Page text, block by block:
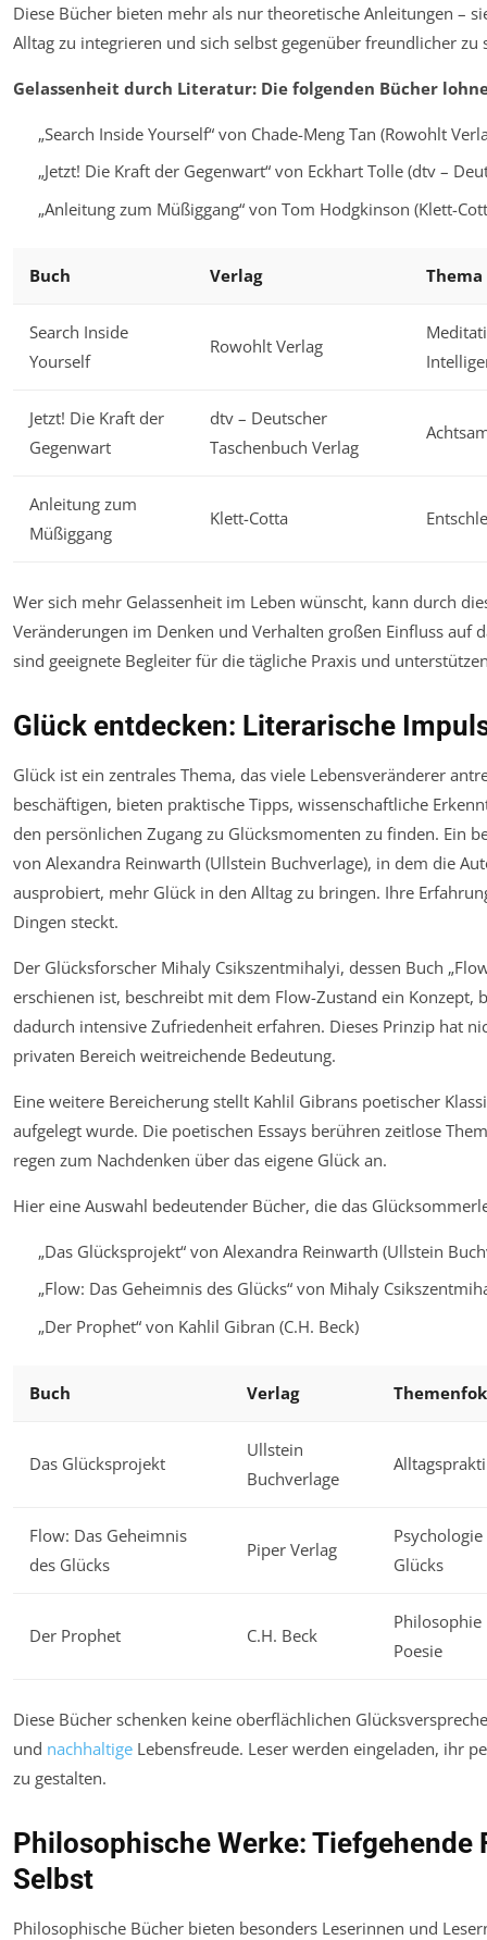
Diese Bücher bieten mehr als nur theoretische Anleitungen –
Alltag zu integrieren und sich selbst gegenüber freundlicher zu
Gelassenheit durch Literatur: Die folgenden Bücher
„Search Inside Yourself“ von Chade-Meng Tan (Rowohlt
„Jetzt! Die Kraft der Gegenwart“ von Eckhart Tolle (dtv –
„Anleitung zum Müßiggang“ von Tom Hodgkinson (Klett-
Buch Verlag Thema
Search Inside
Yourself
Rowohlt Verlag
Jetzt! Die Kraft der
Gegenwart
dtv – Deutscher
Taschenbuch Verlag
Anleitung zum
Müßiggang
Klett-Cotta
Wer sich mehr Gelassenheit im Leben wünscht, kann durch
Veränderungen im Denken und Verhalten großen Einfluss auf
sind geeignete Begleiter für die tägliche Praxis und
Glück entdecken: Literarische
Glück ist ein zentrales Thema, das viele Lebensveränderer
beschäftigen, bieten praktische Tipps, wissenschaftliche
den persönlichen Zugang zu Glücksmomenten zu finden. Ein
von Alexandra Reinwarth (Ullstein Buchverlage), in dem die
ausprobiert, mehr Glück in den Alltag zu bringen. Ihre
Dingen steckt.
Der Glücksforscher Mihaly Csikszentmihalyi, dessen Buch
erschienen ist, beschreibt mit dem Flow-Zustand ein Konzept,
dadurch intensive Zufriedenheit erfahren. Dieses Prinzip hat
privaten Bereich weitreichende Bedeutung.
Eine weitere Bereicherung stellt Kahlil Gibrans poetischer
aufgelegt wurde. Die poetischen Essays berühren zeitlose
regen zum Nachdenken über das eigene Glück an.
Hier eine Auswahl bedeutender Bücher, die das
„Das Glücksprojekt“ von Alexandra Reinwarth (Ullstein
„Flow: Das Geheimnis des Glücks“ von Mihaly
„Der Prophet“ von Kahlil Gibran (C.H. Beck)
Buch Verlag
Das Glücksprojekt
Ullstein
Buchverlage
Flow: Das Geheimnis
des Glücks
Piper Verlag
Psychologie
Glücks
Der Prophet C.H. Beck
Philosophie
Poesie
Diese Bücher schenken keine oberflächlichen
und nachhaltige Lebensfreude. Leser werden eingeladen, ihr
zu gestalten.
Philosophische Werke: Tiefgehende
Selbst
Philosophische Bücher bieten besonders Leserinnen und